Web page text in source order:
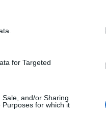
for Targeted
and/or Sharing
for which it
cv... creeis que podría